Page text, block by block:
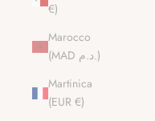
€)
Marocco
(MAD د.م.)
Martinica
(EUR €)